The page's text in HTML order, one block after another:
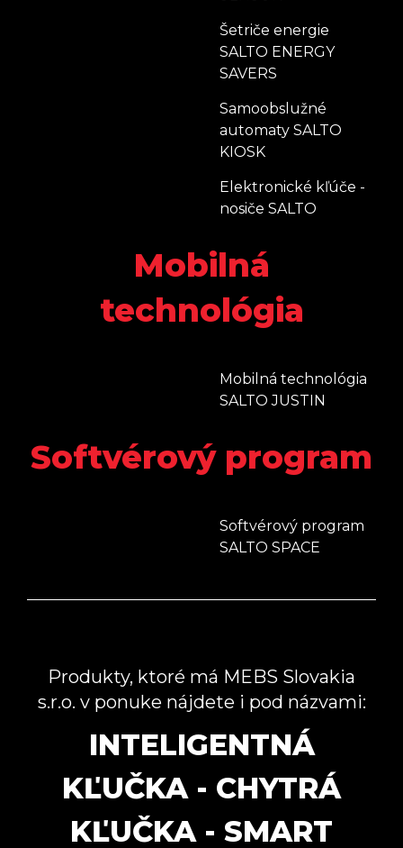
Šetriče energie
SALTO ENERGY
SAVERS
Samoobslužné
automaty SALTO
KIOSK
Elektronické kľúče -
nosiče SALTO
Mobilná
technológia
Mobilná technológia
SALTO JUSTIN
Softvérový program
Softvérový program
SALTO SPACE
Produkty, ktoré má MEBS Slovakia
s.r.o. v ponuke nájdete i pod názvami:
INTELIGENTNÁ
KĽUČKA - CHYTRÁ
KĽUČKA - SMART